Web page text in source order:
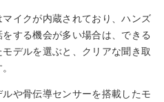
イクが内蔵されており、ハンズ
する機会が多い場合は、できる
デルを選ぶと、クリアな聞き取
や骨伝導センサーを搭載したモ